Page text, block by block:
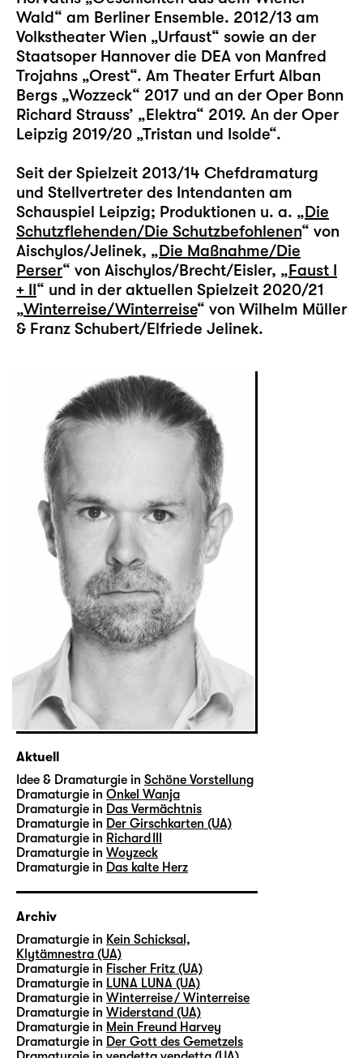
Wald“ am Berliner Ensemble. 2012/13 am
Volkstheater Wien „Urfaust“ sowie an der
Staatsoper Hannover die DEA von Manfred
Trojahns „Orest“. Am Theater Erfurt Alban
Bergs „Wozzeck“ 2017 und an der Oper Bonn
Richard Strauss’ „Elektra“ 2019. An der Oper
Leipzig 2019/20 „Tristan und Isolde“.
Seit der Spielzeit 2013/14 Chefdramaturg
und Stellvertreter des Intendanten am
Schauspiel Leipzig; Produktionen u. a. „Die
Schutzflehenden/Die Schutzbefohlenen“ von
Aischylos/Jelinek, „Die Maßnahme/Die
Perser“ von Aischylos/Brecht/Eisler, „Faust I
+ II“ und in der aktuellen Spielzeit 2020/21
„Winterreise/Winterreise“ von Wilhelm Müller
& Franz Schubert/Elfriede Jelinek.
Aktuell
Idee & Dramaturgie in Schöne Vorstellung
Dramaturgie in Onkel Wanja
Dramaturgie in Das Vermächtnis
Dramaturgie in Der Girschkarten (UA)
Dramaturgie in Richard III
Dramaturgie in Woyzeck
Dramaturgie in Das kalte Herz
Archiv
Dramaturgie in Kein Schicksal,
Klytämnestra (UA)
Dramaturgie in Fischer Fritz (UA)
Dramaturgie in LUNA LUNA (UA)
Dramaturgie in Winterreise / Winterreise
Dramaturgie in Widerstand (UA)
Dramaturgie in Mein Freund Harvey
Dramaturgie in Der Gott des Gemetzels